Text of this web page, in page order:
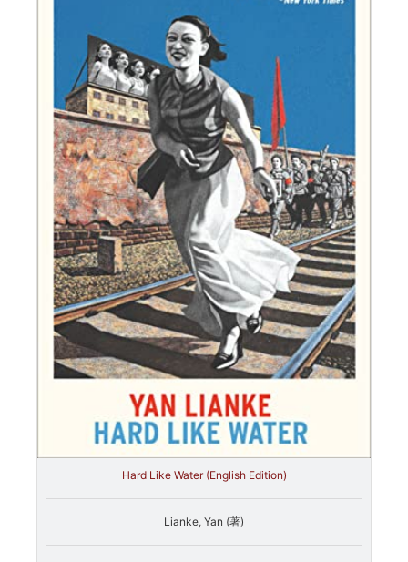
Hard Like Water (English Edition)
Lianke, Yan (著)